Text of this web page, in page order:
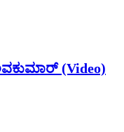
(Video)